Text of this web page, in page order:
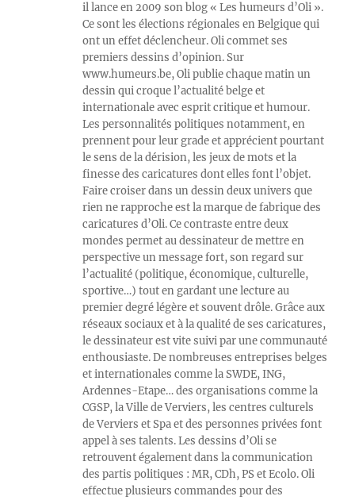
il lance en 2009 son blog « Les humeurs d’Oli ».
Ce sont les élections régionales en Belgique qui
ont un effet déclencheur. Oli commet ses
premiers dessins d’opinion. Sur
www.humeurs.be, Oli publie chaque matin un
dessin qui croque l’actualité belge et
internationale avec esprit critique et humour.
Les personnalités politiques notamment, en
prennent pour leur grade et apprécient pourtant
le sens de la dérision, les jeux de mots et la
finesse des caricatures dont elles font l’objet.
Faire croiser dans un dessin deux univers que
rien ne rapproche est la marque de fabrique des
caricatures d’Oli. Ce contraste entre deux
mondes permet au dessinateur de mettre en
perspective un message fort, son regard sur
l’actualité (politique, économique, culturelle,
sportive…) tout en gardant une lecture au
premier degré légère et souvent drôle. Grâce aux
réseaux sociaux et à la qualité de ses caricatures,
le dessinateur est vite suivi par une communauté
enthousiaste. De nombreuses entreprises belges
et internationales comme la SWDE, ING,
Ardennes-Etape… des organisations comme la
CGSP, la Ville de Verviers, les centres culturels
de Verviers et Spa et des personnes privées font
appel à ses talents. Les dessins d’Oli se
retrouvent également dans la communication
des partis politiques : MR, CDh, PS et Ecolo. Oli
effectue plusieurs commandes pour des